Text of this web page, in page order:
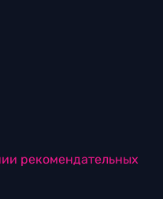
рекомендательных